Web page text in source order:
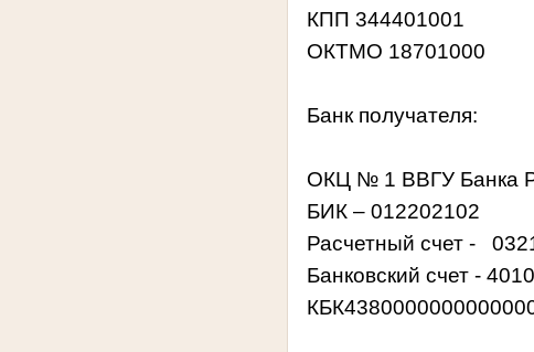
КПП 344401001
ОКТМО 18701000
Банк получателя:
ОКЦ № 1 ВВГУ Банка
БИК – 012202102
Расчетный счет -
Банковский счет -